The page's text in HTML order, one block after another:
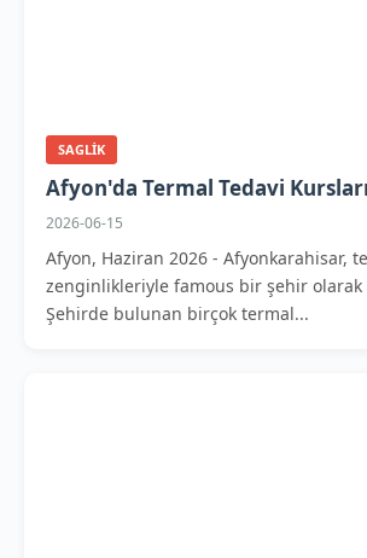
SAGLIK
Afyon'da Termal Tedavi Kursları
2026-06-15
Afyon, Haziran 2026 - Afyonkarahisar,
zenginlikleriyle famous bir şehir
Şehirde bulunan birçok termal...